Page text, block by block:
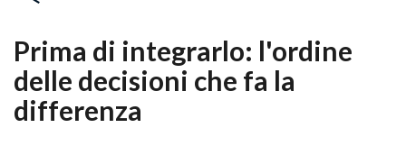
Prima di integrarlo: l'ordine
delle decisioni che fa la
differenza